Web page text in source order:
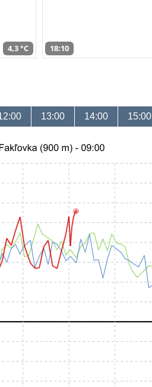
4,3 °C 18:10
13:00 14:00 15:00